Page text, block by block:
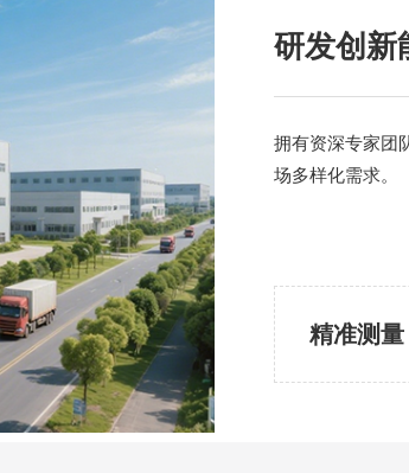
研发创新
拥有资深专家团
场多样化需求。​
精准测量